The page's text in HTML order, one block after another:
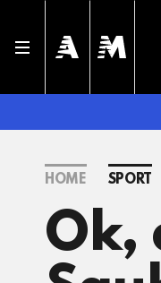
HOME SPORT
Ok,